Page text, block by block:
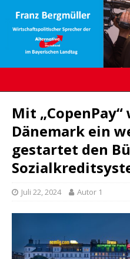
Mit
Dänemark ein
gestartet den
Juli 22, 2024 Autor 1